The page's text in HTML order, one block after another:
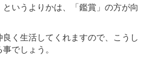
いうよりかは、「鑑賞」の方が向
く生活してくれますので、こうし
でしょう。